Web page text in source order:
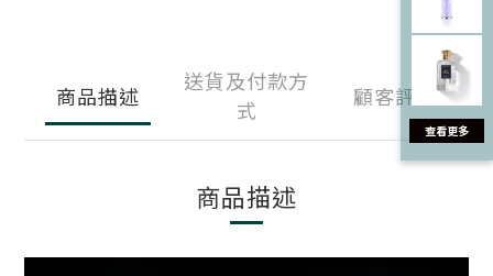
商品描述
送貨及付款方
式
顧客評價
商品描述